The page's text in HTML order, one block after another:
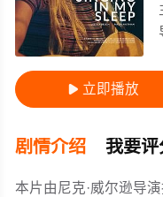
 立即播放
剧情介绍 我要评
本片由尼克·威尔逊导